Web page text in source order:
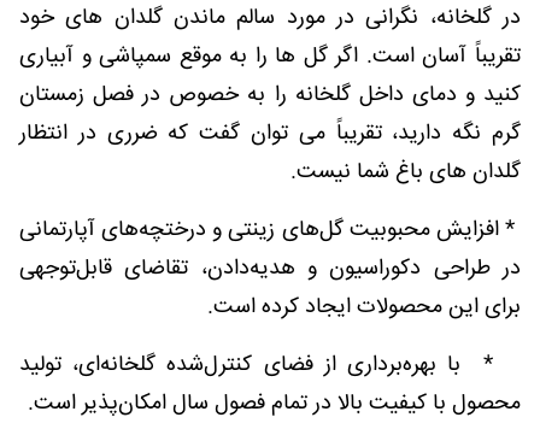
در گلخانه، نگرانی در مورد سالم ماندن گلدان های خود
تقریباً آسان است. اگر گل ها را به موقع سمپاشی و آبیاری
کنید و دمای داخل گلخانه را به خصوص در فصل زمستان
گرم نگه دارید، تقریباً می توان گفت که ضرری در انتظار
گلدان های باغ شما نیست.
* افزایش محبوبیت گل‌های زینتی و درختچه‌های آپارتمانی
در طراحی دکوراسیون و هدیه‌دادن، تقاضای قابل‌توجهی
برای این محصولات ایجاد کرده است.
* با بهره‌برداری از فضای کنترل‌شده گلخانه‌ای، تولید
محصول با کیفیت بالا در تمام فصول سال امکان‌پذیر است.